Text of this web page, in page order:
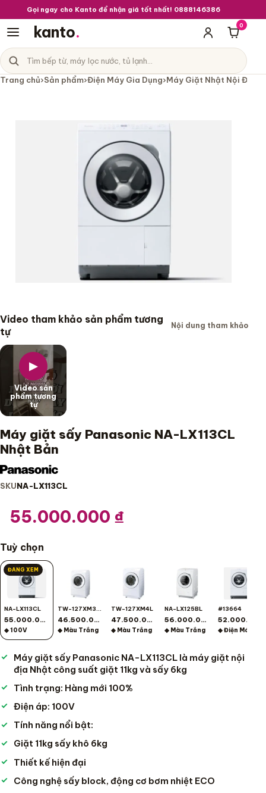
Gọi ngay cho Kanto để nhận giá tốt nhất! 0888146386
kanto.
Tìm sản phẩm
Danh mục sản phẩm
Giỏ
0
Máy giặt sấy Panasonic NA-
Trang chủ›Sản phẩm›Điện Máy Gia Dụng›Máy Giặt Nhật Nội Địa
Video tham khảo sản phẩm tương
tự
Nội dung tham khảo
▶
Video sản
phẩm tương
tự
Máy giặt sấy Panasonic NA-LX113CL
Nhật Bản
SKUNA-LX113CL
55.000.000 ₫
Tuỳ chọn
ĐANG XEM
NA-LX113CL
55.000.000
◆ 100V
TW-127XM3L-W
46.500.000
◆ Màu Trắng
TW-127XM4L
47.500.000
◆ Màu Trắng
NA-LX125BL
56.000.000
◆ Màu Trắng
#13664
Máy giặt sấy Panasonic NA-LX113CL là máy giặt nội
địa Nhật công suất giặt 11kg và sấy 6kg
Tình trạng: Hàng mới 100%
Điện áp: 100V
Tính năng nổi bật:
Giặt 11kg sấy khô 6kg
Thiết kế hiện đại
Công nghệ sấy block, động cơ bơm nhiệt ECO